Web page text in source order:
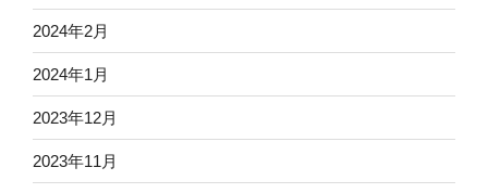
2024年2月
2024年1月
2023年12月
2023年11月